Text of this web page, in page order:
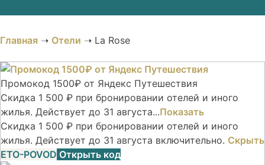
Главная ➝ Отели ➝ La Rose
Промокод 1500₽ от Яндекс Путешествия
Скидка 1 500 ₽ при бронировании отелей и иного
жилья. Действует до 31 августа...Показать
Скидка 1 500 ₽ при бронировании отелей и иного
жилья. Действует до 31 августа включительно. Скрыть
ETO-POVOD Открыть код